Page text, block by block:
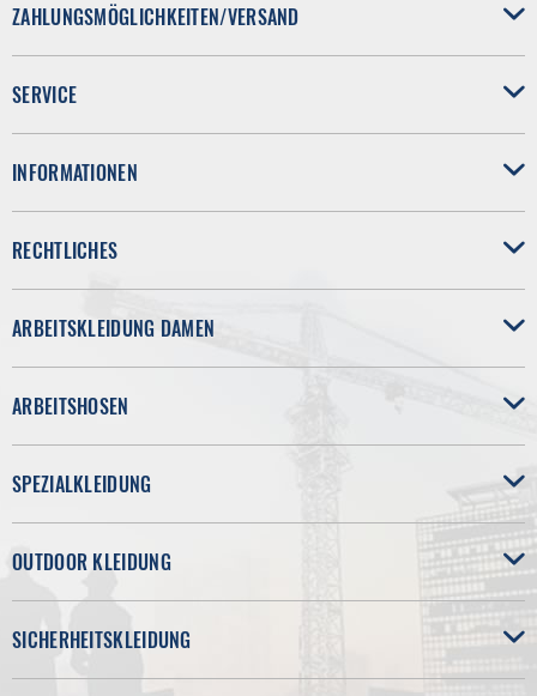
ZAHLUNGSMÖGLICHKEITEN/VERSAND
SERVICE
INFORMATIONEN
RECHTLICHES
ARBEITSKLEIDUNG DAMEN
ARBEITSHOSEN
SPEZIALKLEIDUNG
OUTDOOR KLEIDUNG
SICHERHEITSKLEIDUNG